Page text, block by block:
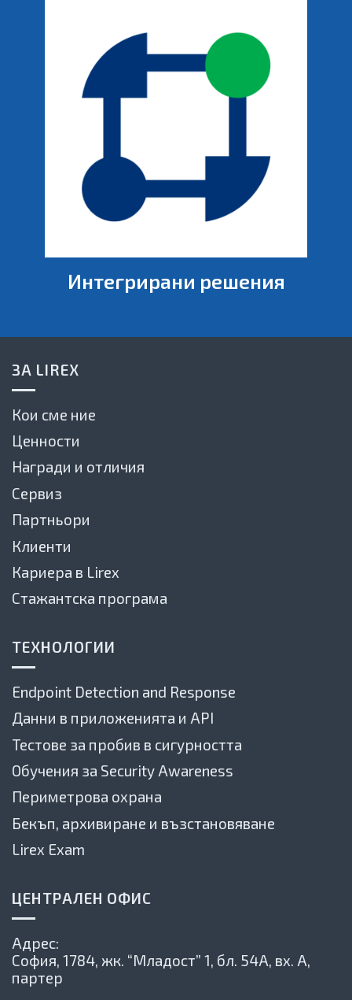
Интегрирани решения
ЗА LIREX
Кои сме ние
Ценности
Награди и отличия
Сервиз
Партньори
Клиенти
Кариера в Lirex
Стажантска програма
ТЕХНОЛОГИИ
Endpoint Detection and Response
Данни в приложенията и API
Тестове за пробив в сигурността
Обучения за Security Awareness
Периметрова охрана
Бекъп, архивиране и възстановяване
Lirex Exam
ЦЕНТРАЛЕН ОФИС
Адрес:
София, 1784, жк. “Младост” 1, бл. 54А, вх. А,
партер